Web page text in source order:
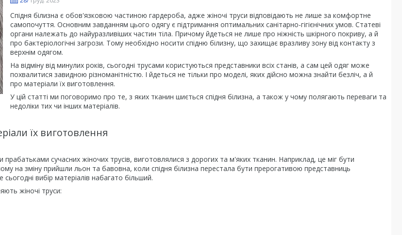
Спідня білизна є обов'язковою частиною гардероба, адже жіночі труси відповідають не лише за комфортне
самопочуття. Основним завданням цього одягу є підтримання оптимальних санітарно-гігієнічних умов. Статеві
органи належать до найуразливіших частин тіла. Причому йдеться не лише про ніжність шкірного покриву, а й
про бактеріологічні загрози. Тому необхідно носити спідню білизну, що захищає вразливу зону від контакту з
верхнім одягом.
На відміну від минулих років, сьогодні трусами користуються представники всіх станів, а сам цей одяг може
похвалитися завидною різноманітністю. І йдеться не тільки про моделі, яких дійсно можна знайти безліч, а й
про матеріали їх виготовлення.
У цій статті ми поговоримо про те, з яких тканин шиється спідня білизна, а також у чому полягають переваги та
недоліки тих чи інших матеріалів.
їх виготовлення
сучасних жіночих трусів, виготовлялися з дорогих та м'яких тканин. Наприклад, це міг бути
на зміну прийшли льон та бавовна, коли спідня білизна перестала бути прерогативою представниць
вибір матеріалів набагато більший.
жіночі труси: